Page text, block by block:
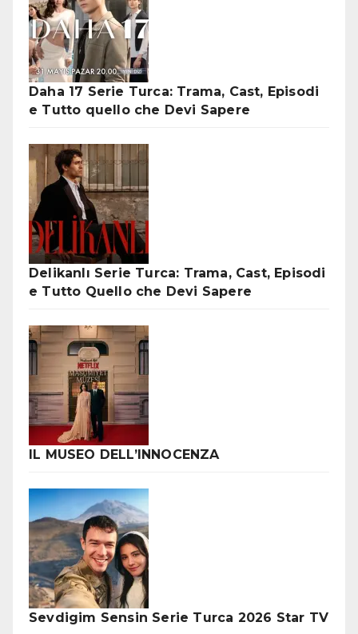
Daha 17 Serie Turca: Trama, Cast, Episodi
e Tutto quello che Devi Sapere
Delikanlı Serie Turca: Trama, Cast, Episodi
e Tutto Quello che Devi Sapere
IL MUSEO DELL’INNOCENZA
Sevdigim Sensin Serie Turca 2026 Star TV